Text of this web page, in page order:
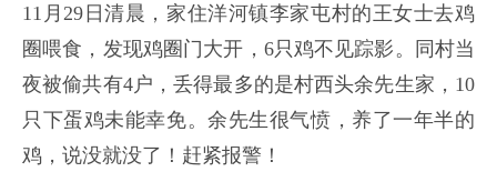
11月29日清晨，家住洋河镇李家屯村的王女士去鸡
圈喂食，发现鸡圈门大开，6只鸡不见踪影。同村当
夜被偷共有4户，丢得最多的是村西头余先生家，10
只下蛋鸡未能幸免。余先生很气愤，养了一年半的
鸡，说没就没了！赶紧报警！